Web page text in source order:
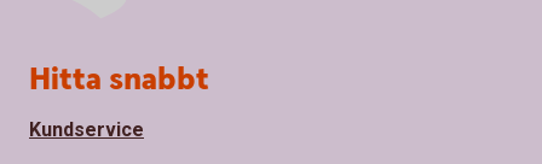
Sidfot
Hitta snabbt
Kundservice